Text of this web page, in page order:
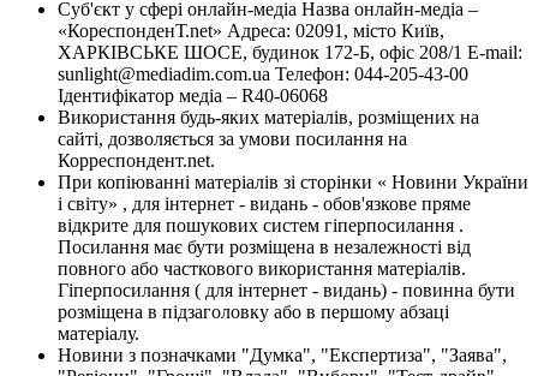
Суб'єкт у сфері онлайн-медіа Назва онлайн-медіа –
«КореспонденТ.net» Адреса: 02091, місто Київ,
ХАРКІВСЬКЕ ШОСЕ, будинок 172-Б, офіс 208/1 E-mail:
sunlight@mediadim.com.ua Телефон: 044-205-43-00
Ідентифікатор медіа – R40-06068
Використання будь-яких матеріалів, розміщених на
сайті, дозволяється за умови посилання на
Корреспондент.net.
При копіюванні матеріалів зі сторінки « Новини України
і світу» , для інтернет - видань - обов'язкове пряме
відкрите для пошукових систем гіперпосилання .
Посилання має бути розміщена в незалежності від
повного або часткового використання матеріалів.
Гіперпосилання ( для інтернет - видань) - повинна бути
розміщена в підзаголовку або в першому абзаці
матеріалу.
Новини з позначками "Думка", "Експертиза", "Заява",